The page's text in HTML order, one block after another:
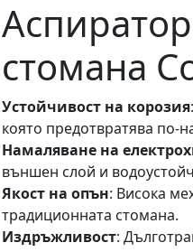
стомана
Устойчивост на корозия
която предотвратява по-
Намаляване на
външен слой и
Якост на опън: Висока
традиционната стомана.
Издръжливост: